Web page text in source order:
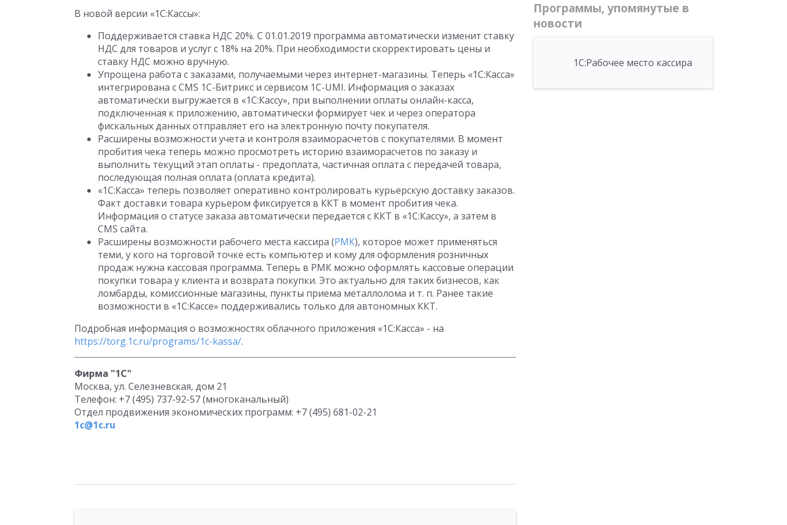
В новой версии «1С:Кассы»:
Поддерживается ставка НДС 20%. С 01.01.2019 программа автоматически изменит ставку
НДС для товаров и услуг с 18% на 20%. При необходимости скорректировать цены и
ставку НДС можно вручную.
Упрощена работа с заказами, получаемыми через интернет-магазины. Теперь «1С:Касса»
интегрирована с CMS 1С-Битрикс и сервисом 1С-UMI. Информация о заказах
автоматически выгружается в «1С:Кассу», при выполнении оплаты онлайн-касса,
подключенная к приложению, автоматически формирует чек и через оператора
фискальных данных отправляет его на электронную почту покупателя.
Расширены возможности учета и контроля взаиморасчетов с покупателями. В момент
пробития чека теперь можно просмотреть историю взаиморасчетов по заказу и
выполнить текущий этап оплаты - предоплата, частичная оплата с передачей товара,
последующая полная оплата (оплата кредита).
«1С:Касса» теперь позволяет оперативно контролировать курьерскую доставку заказов.
Факт доставки товара курьером фиксируется в ККТ в момент пробития чека.
Информация о статусе заказа автоматически передается с ККТ в «1С:Кассу», а затем в
CMS сайта.
Расширены возможности рабочего места кассира (РМК), которое может применяться
теми, у кого на торговой точке есть компьютер и кому для оформления розничных
продаж нужна кассовая программа. Теперь в РМК можно оформлять кассовые операции
покупки товара у клиента и возврата покупки. Это актуально для таких бизнесов, как
ломбарды, комиссионные магазины, пункты приема металлолома и т. п. Ранее такие
возможности в «1С:Кассе» поддерживались только для автономных ККТ.
Подробная информация о возможностях облачного приложения «1С:Касса» - на
https://torg.1c.ru/programs/1c-kassa/.
Фирма "1С"
Москва, ул. Селезневская, дом 21
Телефон: +7 (495) 737-92-57 (многоканальный)
Отдел продвижения экономических программ: +7 (495) 681-02-21
1c@1c.ru
Программы, упомянутые в
новости
1С:Рабочее место кассира